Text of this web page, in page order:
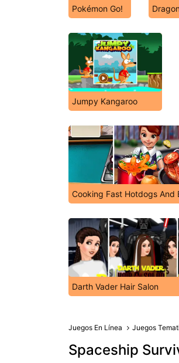
Pokémon Go!
Jumpy Kangaroo
Cooking Fast Hotdogs And
Darth Vader Hair Salon
Juegos En Línea Juegos
Spaceship